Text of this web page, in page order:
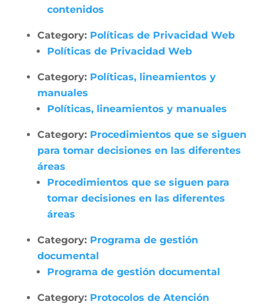
contenidos
Category: Políticas de Privacidad Web
Políticas de Privacidad Web
Category: Políticas, lineamientos y
manuales
Políticas, lineamientos y manuales
Category: Procedimientos que se siguen
para tomar decisiones en las diferentes
áreas
Procedimientos que se siguen para
tomar decisiones en las diferentes
áreas
Category: Programa de gestión
documental
Programa de gestión documental
Category: Protocolos de Atención